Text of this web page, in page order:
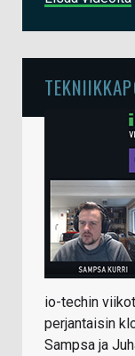
io-techin
perjantaisin
Sampsa ja